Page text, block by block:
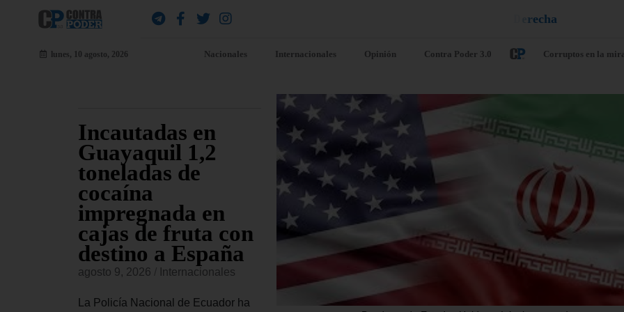
lunes, 10 agosto, 2026 Nacionales Internacionales Opinión Contra Poder 3.0 Corruptos en la
Incautadas en
Guayaquil 1,2
toneladas de
cocaína
impregnada en
cajas de fruta con
destino a España
agosto 9, 2026 Internacionales
La Policía Nacional de Ecuador ha
Trump dice que
ya solo negocia «a
medias» con Irán
mientras espera a
que Teherán se
desgaste por las
sanciones
agosto 9, 2026 / Internacionales
El presidente de EE. UU., Donald
El ICE
todos sus
con cámaras
corporales
agosto
agosto 9, 2026
El director interino del
Control de Inmigración y